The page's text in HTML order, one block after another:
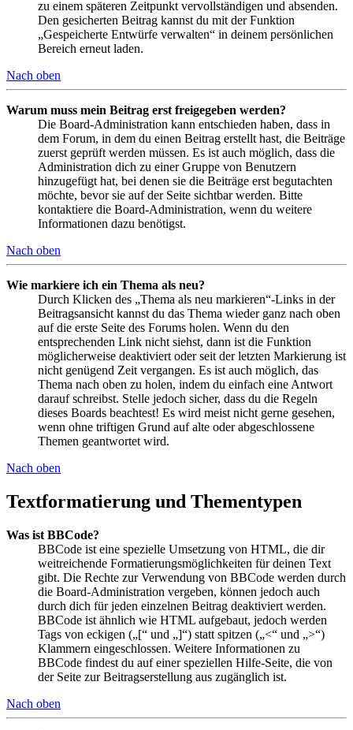
zu einem späteren Zeitpunkt vervollständigen und absenden.
Den gesicherten Beitrag kannst du mit der Funktion
„Gespeicherte Entwürfe verwalten“ in deinem persönlichen
Bereich erneut laden.
Nach oben
Warum muss mein Beitrag erst freigegeben werden?
Die Board-Administration kann entschieden haben, dass in
dem Forum, in dem du einen Beitrag erstellt hast, die Beiträge
zuerst geprüft werden müssen. Es ist auch möglich, dass die
Administration dich zu einer Gruppe von Benutzern
hinzugefügt hat, bei denen sie die Beiträge erst begutachten
möchte, bevor sie auf der Seite sichtbar werden. Bitte
kontaktiere die Board-Administration, wenn du weitere
Informationen dazu benötigst.
Nach oben
Wie markiere ich ein Thema als neu?
Durch Klicken des „Thema als neu markieren“-Links in der
Beitragsansicht kannst du das Thema wieder ganz nach oben
auf die erste Seite des Forums holen. Wenn du den
entsprechenden Link nicht siehst, dann ist die Funktion
möglicherweise deaktiviert oder seit der letzten Markierung ist
nicht genügend Zeit vergangen. Es ist auch möglich, das
Thema nach oben zu holen, indem du einfach eine Antwort
darauf schreibst. Stelle jedoch sicher, dass du die Regeln
dieses Boards beachtest! Es wird meist nicht gerne gesehen,
wenn ohne triftigen Grund auf alte oder abgeschlossene
Themen geantwortet wird.
Nach oben
Textformatierung und Thementypen
Was ist BBCode?
BBCode ist eine spezielle Umsetzung von HTML, die dir
weitreichende Formatierungsmöglichkeiten für deinen Text
gibt. Die Rechte zur Verwendung von BBCode werden durch
die Board-Administration vergeben, können jedoch auch
durch dich für jeden einzelnen Beitrag deaktiviert werden.
BBCode ist ähnlich wie HTML aufgebaut, jedoch werden
Tags von eckigen („[“ und „]“) statt spitzen („<“ und „>“)
Klammern eingeschlossen. Weitere Informationen zu
BBCode findest du auf einer speziellen Hilfe-Seite, die von
der Seite zur Beitragserstellung aus zugänglich ist.
Nach oben